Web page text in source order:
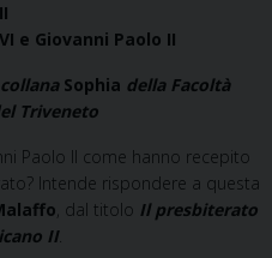
II
e Giovanni Paolo II
Sophia della Facoltà
Triveneto
Paolo II come hanno recepito
Intende rispondere a questa
, dal titolo Il presbiterato
II.